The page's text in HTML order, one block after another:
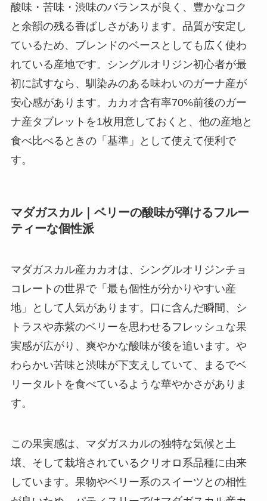
酸味・苦味・渋味のバランスが良く、豊かなコク
と余韻の残る香ばしさがあります。品質が安定し
ているため、ブレンドのベースとしても広く使わ
れている産地です。シングルオリジン初心者が最
初に試すなら、馴染みのある味わいのガーナ産が
安心感があります。カカオ含有率70%前後のガー
ナ産タブレットを1枚用意しておくと、他の産地と
食べ比べるときの「基準」として使えて便利で
す。
マダガスカル｜ベリーの酸味が弾けるフルー
ティーな個性派
マダガスカル産カカオは、シングルオリジンチョ
コレートの世界で「最も個性が分かりやすい産
地」として人気があります。口に含んだ瞬間、シ
トラスや赤紫のベリーを思わせるフレッシュな果
実感が広がり、爽やかな酸味が後を追います。や
わらかい苦味と渋味が下支えしていて、まるでベ
リータルトを食べているような華やかさがありま
す。
この果実感は、マダガスカルの独特な気候と土
壌、そして栽培されているクリオロ系品種に由来
しています。果物やベリー系のスイーツとの相性